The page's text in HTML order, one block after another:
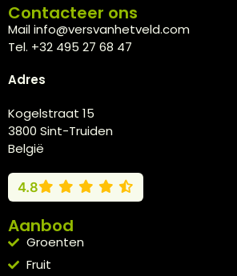
Contacteer ons
Mail info@versvanhetveld.com
Tel. +32 495 27 68 47
Adres
Kogelstraat 15
3800 Sint-Truiden
België
4.8
Aanbod
Groenten
Fruit